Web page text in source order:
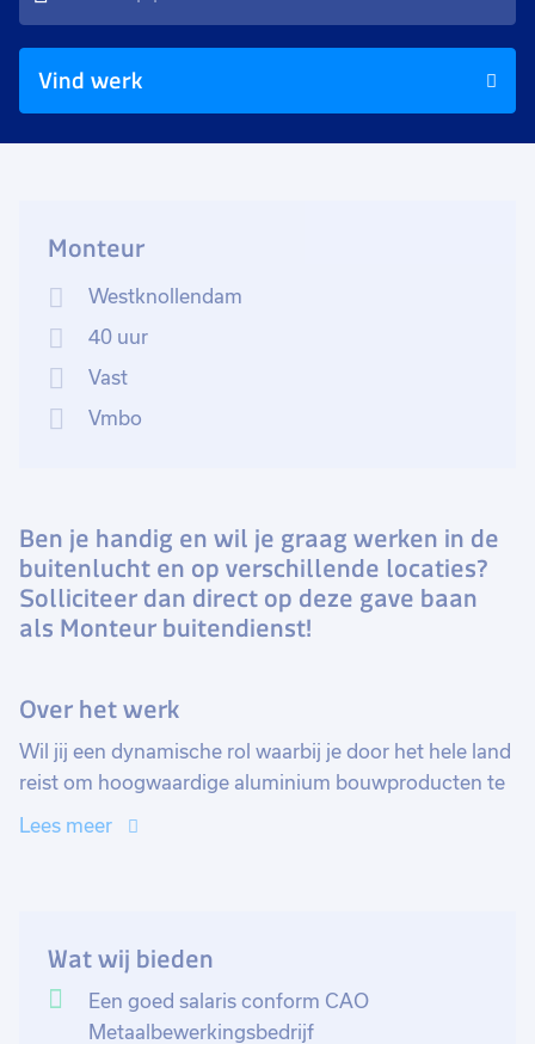
Vind werk
Monteur
Westknollendam
40 uur
Vast
Vmbo
Ben je handig en wil je graag werken in de
buitenlucht en op verschillende locaties?
Solliciteer dan direct op deze gave baan
als Monteur buitendienst!
Over het werk
Wil jij een dynamische rol waarbij je door het hele land
reist om hoogwaardige aluminium bouwproducten te
monteren? Dan hebben wij de perfecte kans voor jou!
diverse producten zoals dakgoten, luifels en
windveren. Deze producten, vervaardigd in onze eigen
werkplaats, vinden hun toepassing zowel bij
Lees meer
Wat wij bieden
Een goed salaris conform CAO
Metaalbewerkingsbedrijf